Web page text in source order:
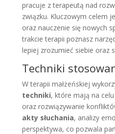
pracuje z terapeutą nad
związku. Kluczowym celem
oraz nauczenie się nowych
trakcie terapii poznasz
lepiej zrozumieć siebie oraz
Techniki
W terapii małżeńskiej
techniki, które mają na
oraz rozwiązywanie
akty słuchania, analizy
perspektywa, co pozwala